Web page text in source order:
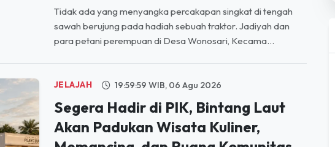
para petani perempuan di Desa Wonosari, Kecama...
Segera Hadir di PIK, Bintang Laut
Akan Padukan Wisata Kuliner,
Memancing, dan Ruang Komunitas
KAWASAN Pantai Indah Kapuk (PIK) terus berkembang